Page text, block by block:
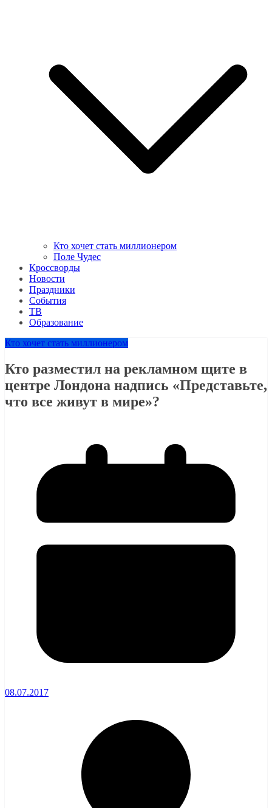
Кто хочет стать миллионером
Поле Чудес
Кроссворды
Новости
Праздники
События
ТВ
Образование
Кто хочет стать миллионером
Кто разместил на рекламном щите в
центре Лондона надпись «Представьте,
что все живут в мире»?
08.07.2017